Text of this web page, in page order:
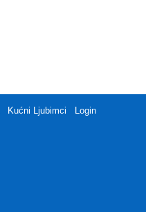
Kućni Ljubimci Login